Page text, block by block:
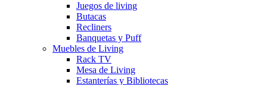
Juegos de living
Butacas
Recliners
Banquetas y Puff
Muebles de Living
Rack TV
Mesa de Living
Estanterías y Bibliotecas